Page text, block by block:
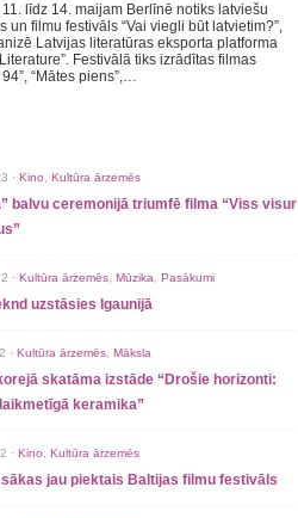
11. līdz 14. maijam Berlīnē notiks latviešu
un filmu festivāls “Vai viegli būt latvietim?”,
Latvijas literatūras eksporta platforma
Festivālā tiks izrādītas filmas
“Mātes piens”,…
· Kino Kultūra ārzemēs
balvu ceremonijā triumfē filma “Viss visur
· Kultūra ārzemēs Mūzika Pasākumi
uzstāsies Igaunijā
· Kultūra ārzemēs Māksla
skatāma izstāde “Drošie horizonti:
keramika”
· Kino Kultūra ārzemēs
sākas jau piektais Baltijas filmu festivāls